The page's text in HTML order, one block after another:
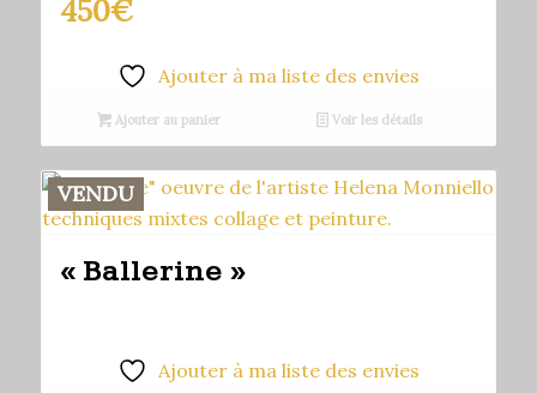
450€
Ajouter à ma liste des envies
Ajouter au panier Voir les détails
VENDU
« Ballerine »
Ajouter à ma liste des envies